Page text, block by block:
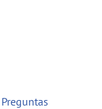
Preguntas